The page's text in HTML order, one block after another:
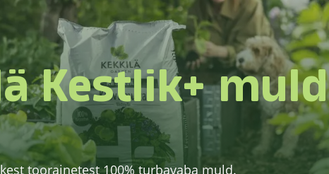
Kestlik+ muld
toorainetest 100% turbavaba muld.